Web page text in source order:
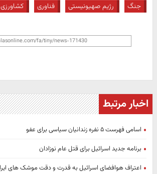
جنگ رژیم صهیونیستی فناوری کشاورزی
اخبار مرتبط
اسامی فهرست ۵ نفره زندانیان سیاسی برای عفو
برنامه جدید اسرائیل برای قتل عام نوزادان
اعتراف هوافضای اسرائیل به قدرت و دقت موشک های